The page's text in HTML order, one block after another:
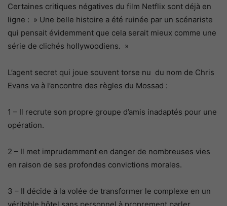
Certaines critiques négatives du film Netflix sont déjà en
ligne : » Une belle histoire a été ruinée par un scénariste
qui pensait évidemment que cela serait mieux comme une
série de clichés hollywoodiens. »
L’agent secret qui joue souvent torse nu du nom de Chris
Evans va à l’encontre des règles du Mossad :
1 – Il recrute son propre groupe d’amis inadaptés pour une
opération.
2 – Il met imprudemment en danger de nombreuses vies
en raison de ses profondes convictions morales.
3 – Il décide à la volée de transformer le complexe en un